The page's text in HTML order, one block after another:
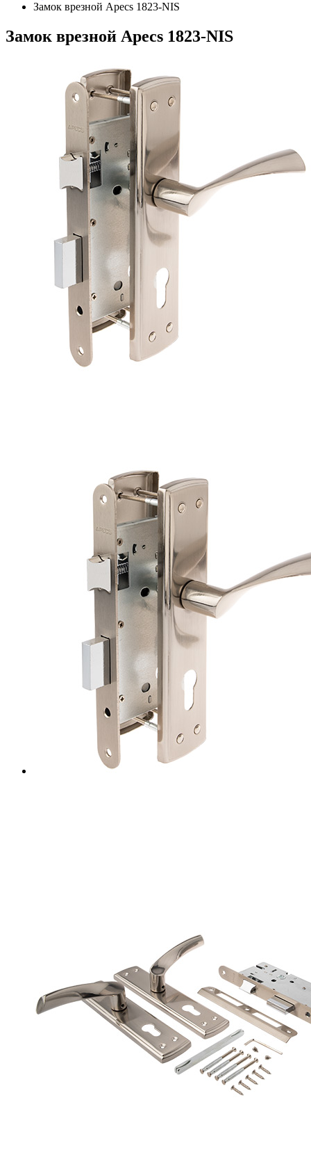
Замок врезной Apecs 1823-NIS
Замок врезной Apecs 1823-NIS